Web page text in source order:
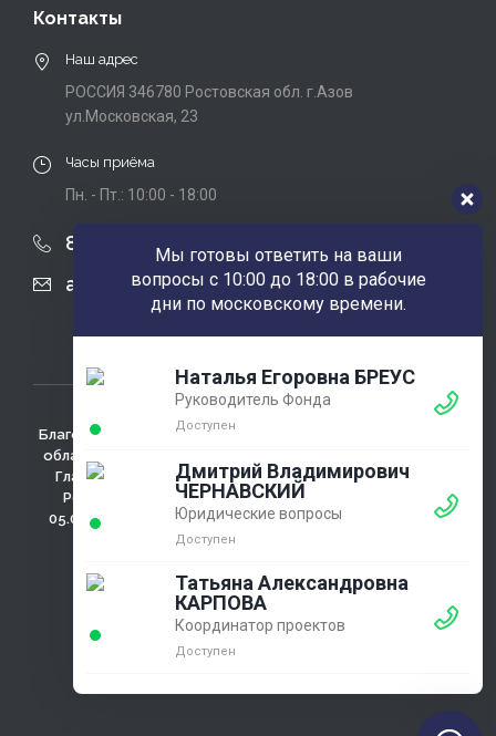
Контакты
Наш адрес
РОССИЯ 346780 Ростовская обл. г.Азов
ул.Московская, 23
Часы приёма
Пн. - Пт.: 10:00 - 18:00
8 (863) 424-22-08
agobfpdi@mail.ru
Благотворительный фонд использует сайт для сбора не
облагаемых налогом пожертвований. Зарегистрирован
Главным Управлением министерства юстиции РФ по
Ростовской области регистрационный №4433 от
05.03.2001г., ОГРН 1026100009286 , 346780 Ростовская
обл., г. Азов, ул. Измайлова д. 58
Политика конфидециальности
Мы готовы ответить на ваши
вопросы с 10:00 до 18:00 в рабочие
дни по московскому времени.
Наталья Егоровна БРЕУС
Руководитель Фонда
Доступен
Дмитрий Владимирович
ЧЕРНАВСКИЙ
Юридические вопросы
Доступен
Татьяна Александровна
КАРПОВА
Координатор проектов
Доступен